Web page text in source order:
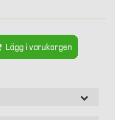
Lägg i varukorgen